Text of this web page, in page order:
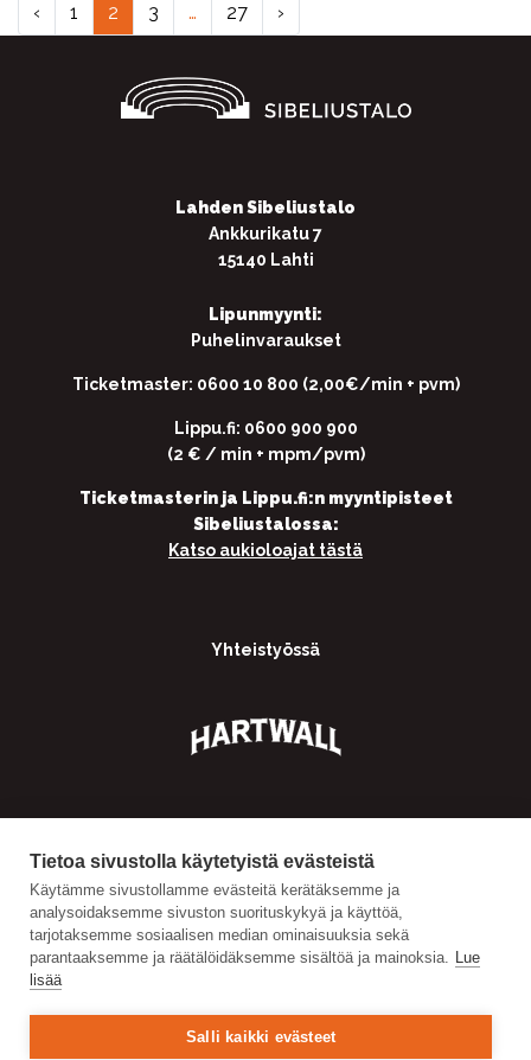
Tietoa sivustolla käytetyistä evästeistä
Käytämme sivustollamme evästeitä kerätäksemme ja
analysoidaksemme sivuston suorituskykyä ja käyttöä,
tarjotaksemme sosiaalisen median ominaisuuksia sekä
parantaaksemme ja räätälöidäksemme sisältöä ja mainoksia. Lue
lisää
Salli kaikki evästeet
‹ 1 2 3 … 27 ›
Lahden Sibeliustalo
Ankkurikatu 7
15140 Lahti
Lipunmyynti:
Puhelinvaraukset
Ticketmaster: 0600 10 800 (2,00€/min + pvm)
Lippu.fi: 0600 900 900
(2 € / min + mpm/pvm)
Ticketmasterin ja Lippu.fi:n myyntipisteet
Sibeliustalossa:
Katso aukioloajat tästä
Yhteistyössä